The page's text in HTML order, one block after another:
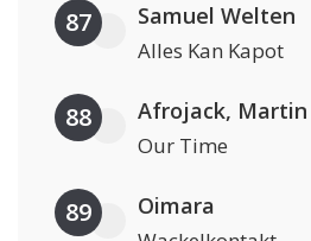
87 Samuel Welten
Alles Kan Kapot
88
Our Time
89 Oimara